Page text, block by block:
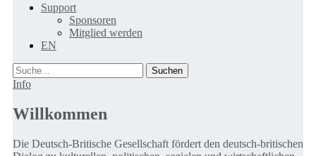
Support
Sponsoren
Mitglied werden
EN
Suche
Info
Willkommen
Die Deutsch-Britische Gesellschaft fördert den deutsch-britischen